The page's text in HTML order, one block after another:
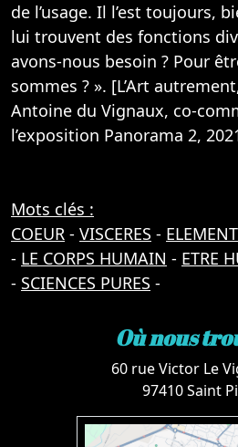
de l’usage. Il l’est toujours,
lui trouvent des fonctions
avons-nous besoin ? Pour
sommes ? ». [L’Art
Antoine du Vignaux, co-
l’exposition Panorama 2,
Mots clés :
COEUR - VISCERES -
- LE CORPS HUMAIN - ETRE
- SCIENCES PURES -
Où nous
60 rue Victor Le
97410 Saint